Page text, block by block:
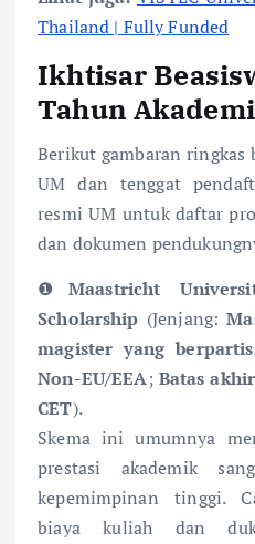
Thailand | Fully Funded
Ikhtisar
Tahun
Berikut gambaran ringkas
UM dan tenggat
resmi UM untuk daftar
dan dokumen
❶Maastricht
Scholarship (Jenjang:
magister yang
Non-EU/EEA; Batas
CET).
Skema ini umumnya
prestasi akademik
kepemimpinan tinggi.
biaya kuliah dan